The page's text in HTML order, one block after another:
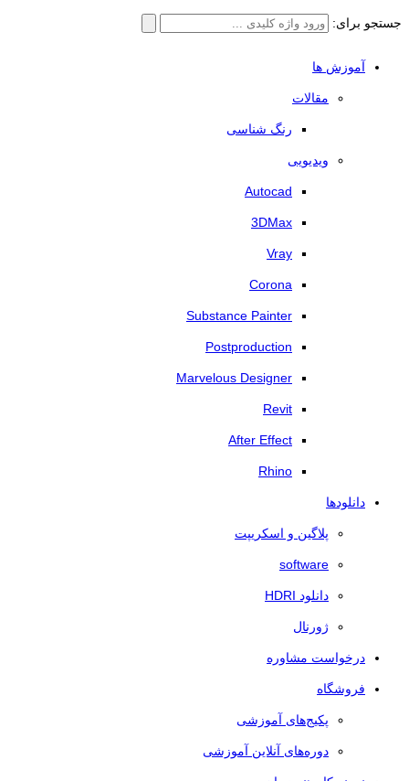
جستجو برای:
آموزش ها
مقالات
رنگ شناسی
ویدیویی
Autocad
3DMax
Vray
Corona
Substance Painter
Postproduction
Marvelous Designer
Revit
After Effect
Rhino
دانلودها
پلاگین و اسکریپت
software
دانلود HDRI
ژورنال
درخواست مشاوره
فروشگاه
پکیج‌های آموزشی
دوره‌های آنلاین آموزشی